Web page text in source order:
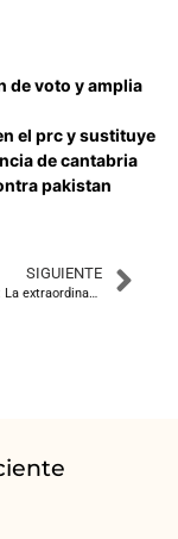
de voto y amplia
el prc y sustituye
de cantabria
pakistan
SIGUIENTE
Papa León XIV: La extraordinaria historia de Robert Prevost, el primer Papa de origen peruano